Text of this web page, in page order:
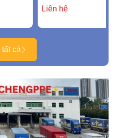
Liên hệ
tất cả